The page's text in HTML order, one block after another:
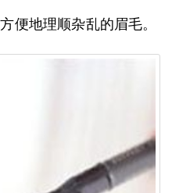
便地理顺杂乱的眉毛。